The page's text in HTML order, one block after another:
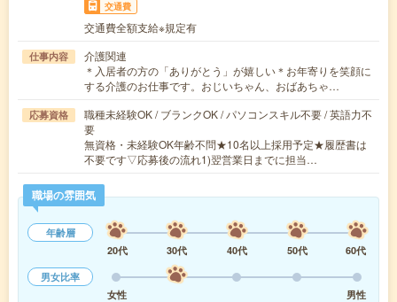
交通費
交通費全額支給※規定有
仕事内容
介護関連
＊入居者の方の「ありがとう」が嬉しい＊お年寄りを笑顔に
する介護のお仕事です。おじいちゃん、おばあちゃ…
応募資格
職種未経験OK / ブランクOK / パソコンスキル不要 / 英語力不
要
無資格・未経験OK年齢不問★10名以上採用予定★履歴書は
不要です▽応募後の流れ1)翌営業日までに担当…
職場の雰囲気
年齢層
20代
30代 40代 50代
60代
男女比率
女性
男性